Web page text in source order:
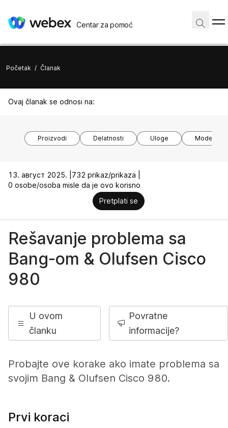
Centar za pomoć
Početak / Članak
Ovaj članak se odnosi na:
Proizvodi Delatnosti Uloge Modeli
13. август 2025. | 732 prikaz/prikaza |
0 osobe/osoba misle da je ovo korisno
Pretplati se
Rešavanje problema sa
Bang-om & Olufsen Cisco
980
U ovom
članku
Povratne
informacije?
Probajte ove korake ako imate problema sa
svojim Bang & Olufsen Cisco 980.
Prvi koraci